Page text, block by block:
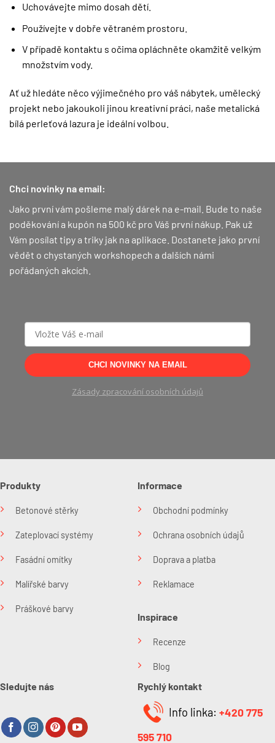
Uchovávejte mimo dosah dětí.
Používejte v dobře větraném prostoru.
V případě kontaktu s očima opláchněte okamžitě velkým
množstvím vody.
Ať už hledáte něco výjimečného pro váš nábytek, umělecký
projekt nebo jakoukoli jinou kreativní práci, naše metalická
bílá perleťová lazura je ideální volbou.
Chci novinky na email:
Jako první vám pošleme malý dárek na e-mail. Bude to naše
poděkování a kupón na 500 kč pro Váš první nákup. Pak už
Vám posílat tipy a triky jak na aplikace. Dostanete jako první
vědět o chystaných workshopech a dalších námi
pořádaných akcích.
CHCI NOVINKY NA EMAIL
Zásady zpracování osobních údajů
Produkty
Betonové stěrky
Zateplovací systémy
Fasádní omítky
Malířské barvy
Práškové barvy
Informace
Obchodní podmínky
Ochrana osobních údajů
Doprava a platba
Reklamace
Inspirace
Recenze
Blog
Sledujte nás Rychlý kontakt
Info linka: +420 775
595 710